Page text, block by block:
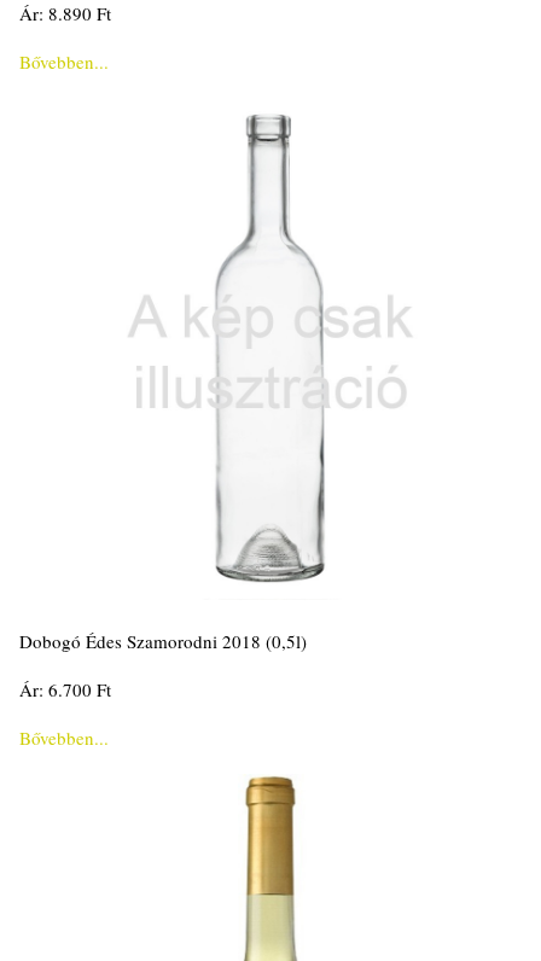
Ár: 8.890 Ft
Bővebben...
Dobogó Édes Szamorodni 2018 (0,5l)
Ár: 6.700 Ft
Bővebben...